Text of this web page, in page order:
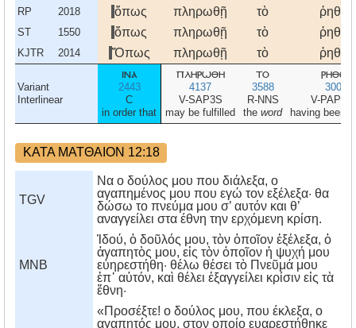
RP 2018 ὅπως πληρωθῇ τὸ ῥηθὲν
ST 1550 ὅπως πληρωθῇ τὸ ῥηθὲν
KJTR 2014 Ὅπως πληρωθῇ τὸ ῥηθὲν
Variant
Interlinear
ινα
2443
C
in order that
πληρωθη
4137
V-SAP3S
may be fulfilled
το
3588
R-NNS
the word
ρηθεν
3004
V-
having been
ΚΑΤΑ ΜΑΤΘΑΙΟΝ 12:18
TGV
Να ο δούλος μου που διάλεξα, ο
αγαπημένος μου που εγώ τον εξέλεξα· θα
δώσω το πνεύμα μου σ’ αυτόν και θ’
αναγγείλει στα έθνη την ερχόμενη κρίση.
MNB
Ἰδού, ὁ δοῦλός μου, τὸν ὁποῖον ἐξέλεξα, ὁ
ἀγαπητὸς μου, εἰς τὸν ὁποῖον ἡ ψυχή μου
εὐηρεστήθη· θέλω θέσει τὸ Πνεῦμά μου
ἐπ᾿ αὐτόν, καὶ θέλει ἐξαγγείλει κρίσιν εἰς τὰ
ἔθνη·
«Προσέξτε! ο δούλος μου, που έκλεξα, ο
αγαπητός μου, στον οποίο ευαρεστήθηκε